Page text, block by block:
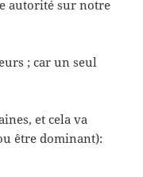
autorité sur notre
; car un seul
et cela va
être dominant):